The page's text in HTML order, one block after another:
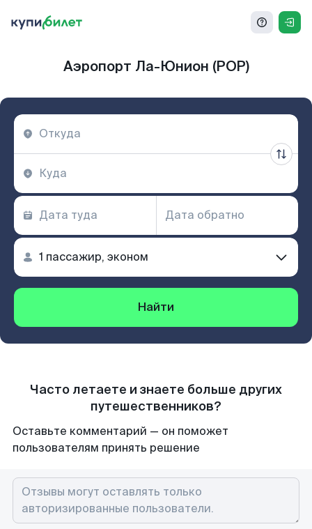
Аэропорт Ла-Юнион (POP)
Найти
Часто летаете и знаете больше других
путешественников?
Оставьте комментарий — он поможет
пользователям принять решение